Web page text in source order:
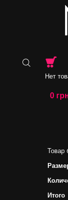
Нет
0
Товар
Итого